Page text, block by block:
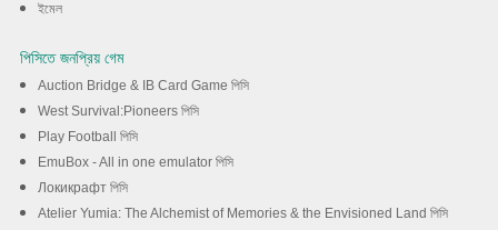
ইমেল
পিসিতে জনপ্রিয় গেম
Auction Bridge & IB Card Game পিসি
West Survival:Pioneers পিসি
Play Football পিসি
EmuBox - All in one emulator পিসি
Локикрафт পিসি
Atelier Yumia: The Alchemist of Memories & the Envisioned Land পিসি